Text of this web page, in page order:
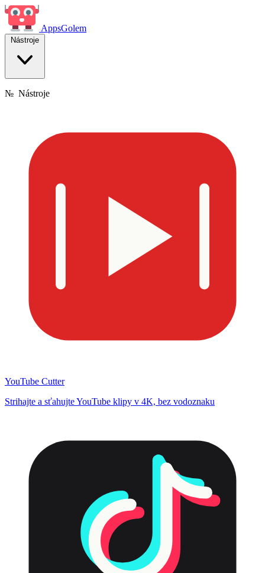
AppsGolem
Nástroje
№ Nástroje
YouTube Cutter
Strihajte a sťahujte YouTube klipy v 4K, bez vodoznaku